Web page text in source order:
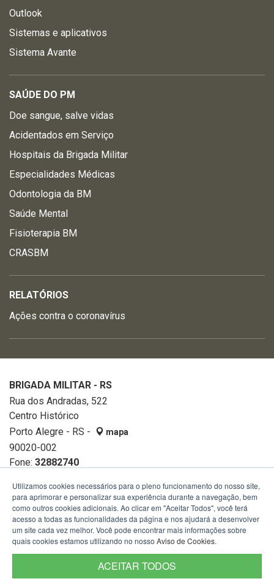
Outlook
Sistemas e aplicativos
Sistema Avante
SAÚDE DO PM
Doe sangue, salve vidas
Acidentados em Serviço
Hospitais da Brigada Militar
Especialidades Médicas
Odontologia da BM
Saúde Mental
Fisioterapia BM
CRASBM
RELATÓRIOS
Ações contra o coronavírus
BRIGADA MILITAR - RS
Rua dos Andradas, 522
Centro Histórico
Porto Alegre - RS -
mapa
90020-002
Fone: 32882740
Utilizamos cookies necessários para o pleno funcionamento do nosso site,
para aprimorar e personalizar sua experiência durante a navegação, bem
como outros cookies adicionais. Ao clicar em "Aceitar Todos", você terá
acesso a todas as funcionalidades da página e nos ajudará a desenvolver
um site cada vez melhor. Você pode encontrar mais informações sobre
quais cookies estamos utilizando no nosso Aviso de Cookies.
ACEITAR TODOS